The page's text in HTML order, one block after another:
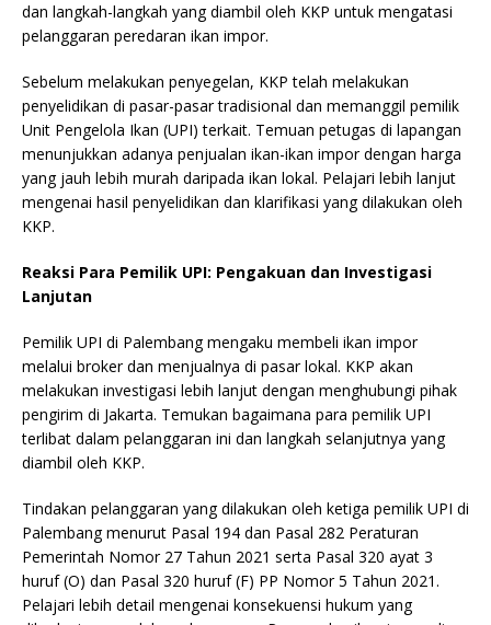
dan langkah-langkah yang diambil oleh KKP untuk mengatasi
pelanggaran peredaran ikan impor.
Sebelum melakukan penyegelan, KKP telah melakukan
penyelidikan di pasar-pasar tradisional dan memanggil pemilik
Unit Pengelola Ikan (UPI) terkait. Temuan petugas di lapangan
menunjukkan adanya penjualan ikan-ikan impor dengan harga
yang jauh lebih murah daripada ikan lokal. Pelajari lebih lanjut
mengenai hasil penyelidikan dan klarifikasi yang dilakukan oleh
KKP.
Reaksi Para Pemilik UPI: Pengakuan dan Investigasi
Lanjutan
Pemilik UPI di Palembang mengaku membeli ikan impor
melalui broker dan menjualnya di pasar lokal. KKP akan
melakukan investigasi lebih lanjut dengan menghubungi pihak
pengirim di Jakarta. Temukan bagaimana para pemilik UPI
terlibat dalam pelanggaran ini dan langkah selanjutnya yang
diambil oleh KKP.
Tindakan pelanggaran yang dilakukan oleh ketiga pemilik UPI di
Palembang menurut Pasal 194 dan Pasal 282 Peraturan
Pemerintah Nomor 27 Tahun 2021 serta Pasal 320 ayat 3
huruf (O) dan Pasal 320 huruf (F) PP Nomor 5 Tahun 2021.
Pelajari lebih detail mengenai konsekuensi hukum yang